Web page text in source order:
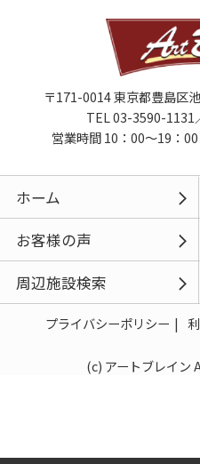
〒171-0014 東京都豊島区
TEL 03-3590-1131
営業時間 10：00～19：
ホーム
お客様の声
周辺施設検索
プライバシーポリシー
(c) アートブレイ